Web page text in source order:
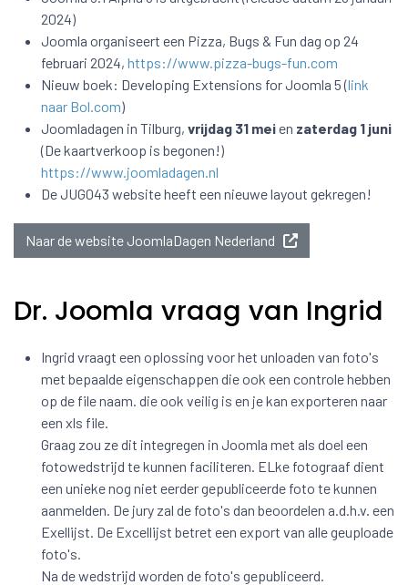
2024)
Joomla organiseert een Pizza, Bugs & Fun dag op 24
februari 2024, https://www.pizza-bugs-fun.com
Nieuw boek: Developing Extensions for Joomla 5 (link
naar Bol.com)
Joomladagen in Tilburg, vrijdag 31 meien zaterdag 1 juni
(De kaartverkoop is begonen!)
https://www.joomladagen.nl
De JUG043 website heeft een nieuwe layout gekregen!
Naar de website JoomlaDagen Nederland
Dr. Joomla vraag van Ingrid
Ingrid vraagt een oplossing voor het unloaden van foto's
met bepaalde eigenschappen die ook een controle hebben
op de file naam. die ook veilig is en je kan exporteren naar
een xls file.
Graag zou ze dit integregen in Joomla met als doel een
fotowedstrijd te kunnen faciliteren. ELke fotograaf dient
een unieke nog niet eerder gepubliceerde foto te kunnen
aanmelden. De jury zal de foto's dan beoordelen a.d.h.v. een
Exellijst. De Excellijst betret een export van alle geuploade
foto's.
Na de wedstrijd worden de foto's gepubliceerd.